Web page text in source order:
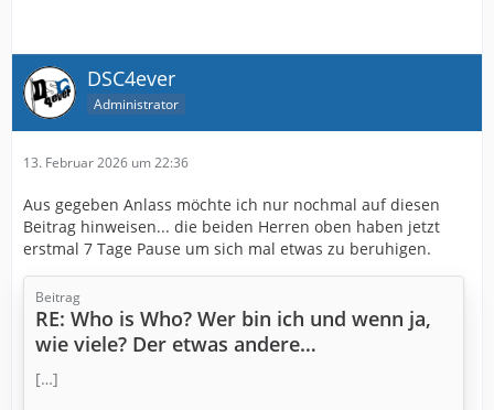
DSC4ever
Administrator
13. Februar 2026 um 22:36
Aus gegeben Anlass möchte ich nur nochmal auf diesen
Beitrag hinweisen... die beiden Herren oben haben jetzt
erstmal 7 Tage Pause um sich mal etwas zu beruhigen.
Beitrag
RE: Who is Who? Wer bin ich und wenn ja,
wie viele? Der etwas andere
Vorstellungsthread.
[…]